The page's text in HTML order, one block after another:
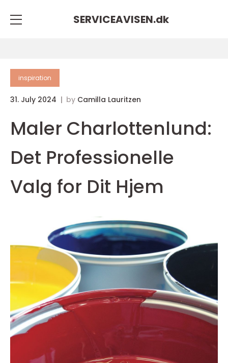
SERVICEAVISEN.dk
inspiration
31. July 2024 by Camilla Lauritzen
Maler Charlottenlund:
Det Professionelle
Valg for Dit Hjem